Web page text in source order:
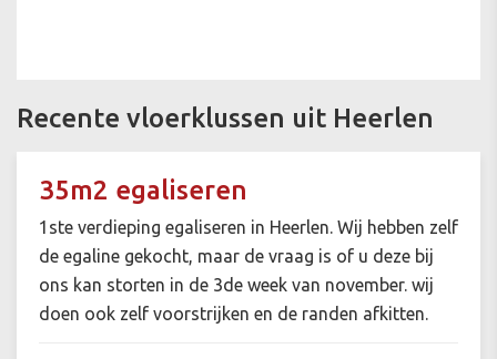
Recente vloerklussen uit Heerlen
35m2 egaliseren
1ste verdieping egaliseren in Heerlen. Wij hebben zelf
de egaline gekocht, maar de vraag is of u deze bij
ons kan storten in de 3de week van november. wij
doen ook zelf voorstrijken en de randen afkitten.